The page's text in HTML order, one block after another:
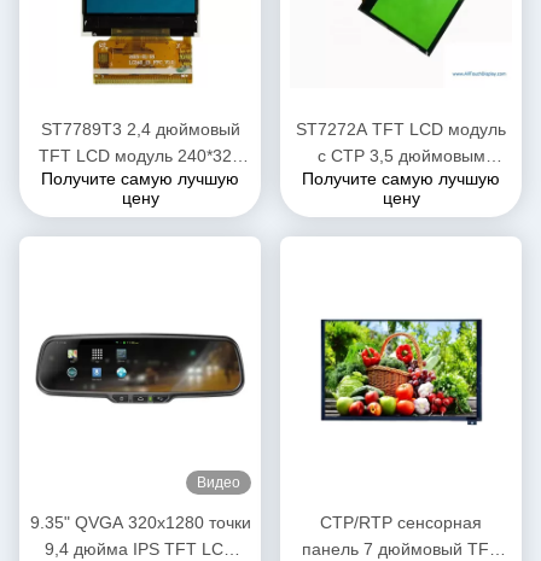
ST7789T3 2,4 дюймовый
TFT LCD модуль 240*320
разрешение 40 PIN
Получите самую лучшую
цену
ST7272A TFT LCD модуль
с CTP 3,5 дюймовым
сенсорным экраном RGB
интерфейс 480cd/M2
яркость
Получите самую лучшую
цену
Видео
9.35" QVGA 320x1280 точки
9,4 дюйма IPS TFT LCD
CTP/RTP сенсорная
панель 7 дюймовый TFT